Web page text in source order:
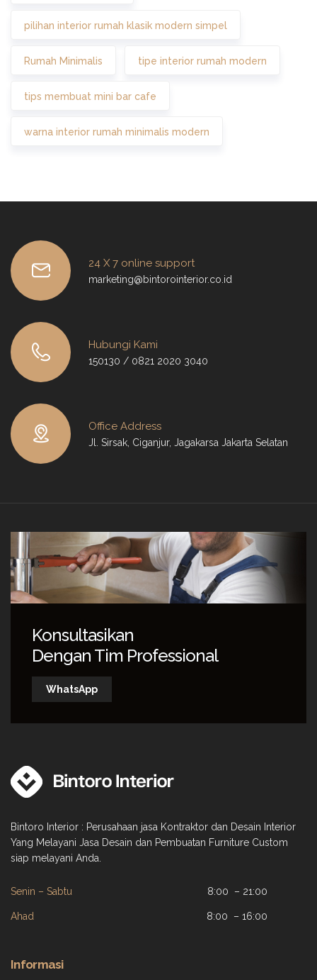
pilihan interior rumah klasik modern simpel
Rumah Minimalis tipe interior rumah modern
tips membuat mini bar cafe
warna interior rumah minimalis modern
24 X 7 online support
marketing@bintorointerior.co.id
Hubungi Kami
150130 / 0821 2020 3040
Office Address
Jl. Sirsak, Ciganjur, Jagakarsa Jakarta Selatan
Konsultasikan
Dengan Tim Professional
WhatsApp
Bintoro Interior : Perusahaan jasa Kontraktor dan Desain Interior
Yang Melayani Jasa Desain dan Pembuatan Furniture Custom
siap melayani Anda.
Senin – Sabtu 8:00 – 21:00
Ahad 8:00 – 16:00
Informasi